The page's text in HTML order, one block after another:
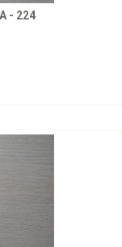
- 224